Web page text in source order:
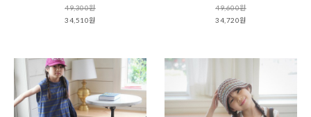
49,300원
34,510원
49,600원
34,720원